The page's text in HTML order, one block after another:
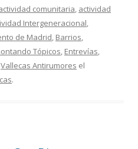
comunitaria, actividad
Intergeneracional,
de Madrid, Barrios,
Tópicos, Entrevías,
Vallecas Antirumores el
.